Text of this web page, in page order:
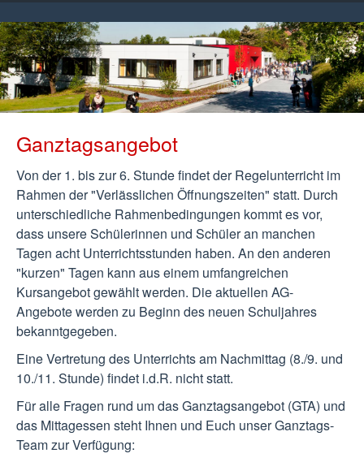
Ganztagsangebot
Von der 1. bis zur 6. Stunde findet der Regelunterricht im
Rahmen der "Verlässlichen Öffnungszeiten" statt. Durch
unterschiedliche Rahmenbedingungen kommt es vor,
dass unsere Schülerinnen und Schüler an manchen
Tagen acht Unterrichtsstunden haben. An den anderen
"kurzen" Tagen kann aus einem umfangreichen
Kursangebot gewählt werden. Die aktuellen AG-
Angebote werden zu Beginn des neuen Schuljahres
bekanntgegeben.
Eine Vertretung des Unterrichts am Nachmittag (8./9. und
10./11. Stunde) findet i.d.R. nicht statt.
Für alle Fragen rund um das Ganztagsangebot (GTA) und
das Mittagessen steht Ihnen und Euch unser Ganztags-
Team zur Verfügung: